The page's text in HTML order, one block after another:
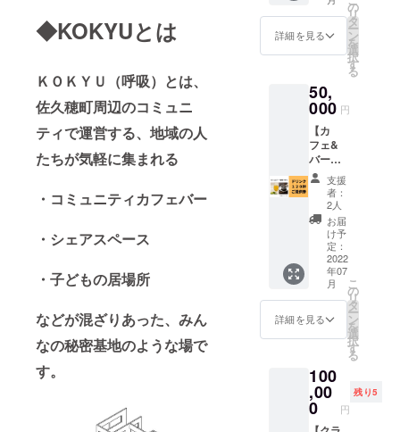
◆KOKYUとは
ＫＯＫＹＵ（呼吸）とは、
佐久穂町周辺のコミュニ
ティで運営する、地域の人
たちが気軽に集まれる
・コミュニティカフェバー
・シェアスペース
・子どもの居場所
などが混ざりあった、みん
なの秘密基地のような場で
す。
オープ
ンした
お店。
結婚指
シル
バーリ
ング、
バング
ル、ベ
ビース
プーン
など、
本格的
な彫金
技法を
用い
て、2～
3時間で
手作り
して、
当日持
ち帰る
ことが
す。
ス、ノ
ルマン
ディー
地方の
な作り
方の辛
口シー
ドルで
す。 ※
原材料
及び添
加物当
の食品
表示は
お届け
商品の
ラベル
に表記
されま
す。
【リ
カー＆
ドラッ
目屋さ
んご紹
介】 か
つては
造り酒
時間 ・
7/30(土)
①13-
15時
②15-17
8/6(土)
①13-
15時
②15-17
時 ※備
考欄に
希望日
時をご
記入く
ださ
い。
【内
容】 ・
お礼の
メール
フト
ビール
み比べ
（ヤッ
ホーブ
ルーイ
ング社
月６日
（水）
①〈ワ
17:00〜
19:00
②〈日
本酒の
コー
ス〉
19:30〜
21:30
・備考
欄に、
希望時
間をご
記入く
ださ
い。 ・
種類は
変更可
お時間
の都合
等、ご
相談く
み、自
然も存
分に味
です。
この機
会に佐
久穂町
を訪れ
てみま
せん
か？
【内
容】 ・
お礼の
メール
・黒澤
hanare
にペア
で1泊で
間
※2023
年6月30
日ま
にご支
援をい
ただく
コース
です。
容】 ・
滝沢が
心をこ
めて書
いたお
手紙を
送らせ
ていた
だきま
す
詳細を見る
の
リ
タ
ー
ン
を
選
択
す
る
50,
000 円
【カ
フェ&
バーで
使用で
きる、
ドリン
ク１２
０杯ご
提供
券】 カ
フェ、
バーど
ちらで
も利用
できる
ドリン
ケット
です！
【内
容】 ・
支援
者：
2人
お届
け予
定：
2022
年07
月
詳細を見る
こ
の
リ
タ
ー
ン
を
選
択
す
る
100
,00
0 円
残り5